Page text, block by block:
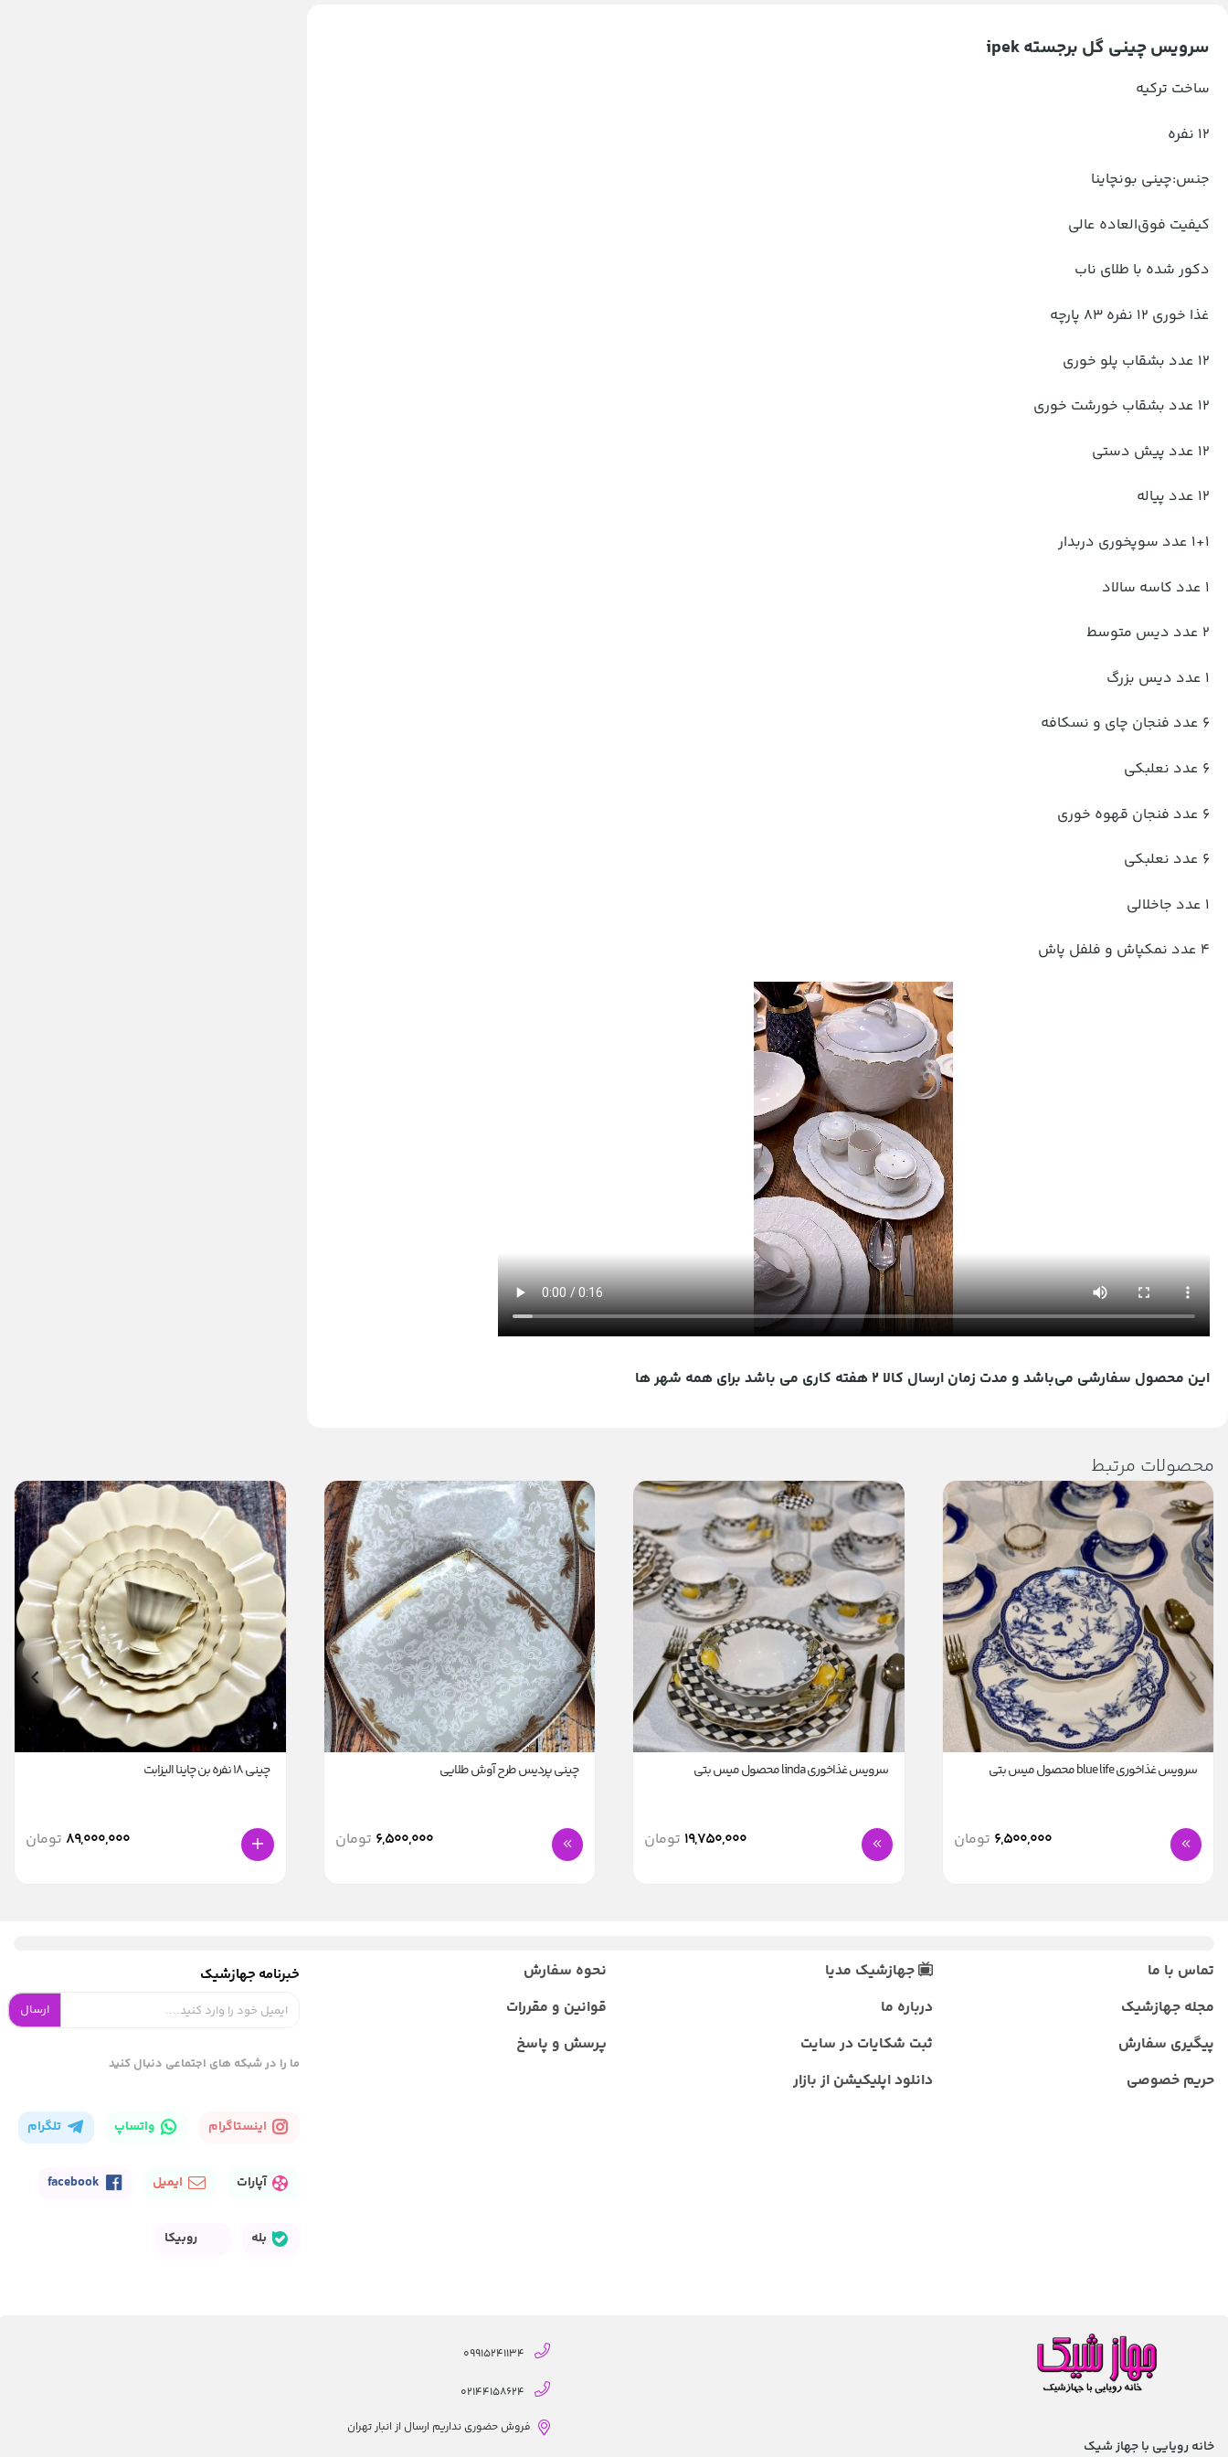
سرویس چینی گل برجسته ipek
ساخت ترکیه
12 نفره
جنس:چینی بونچاینا
کیفیت فوق‌العاده عالی
دکور شده با طلای ناب
غذا خوری 12 نفره 83 پارچه
12 عدد بشقاب پلو خوری
12 عدد بشقاب خورشت خوری
12 عدد پیش دستی
12 عدد پیاله
1+1 عدد سوپخوری دربدار
1 عدد کاسه سالاد
2 عدد دیس متوسط
1 عدد دیس بزرگ
6 عدد فنجان چای و نسکافه
6 عدد نعلبکی
6 عدد فنجان قهوه خوری
6 عدد نعلبکی
1 عدد جاخلالی
4 عدد نمکپاش و فلفل پاش
این محصول سفارشی می‌باشد و مدت زمان ارسال کالا ۲ هفته کاری می باشد برای همه شهر ها
محصولات مرتبط
سرویس غذاخوری blue life محصول میس بتی
6,500,000 تومان
سرویس غذاخوری linda محصول میس بتی
19,750,000 تومان
چینی پردیس طرح آوش طلایی
6,500,000 تومان
چینی ۱۸ نفره بن چاینا الیزابت
89,000,000 تومان
تماس با ما جهازشیک مدیا
نحوه سفارش
مجله جهازشیک
درباره ما
قوانین و مقررات
پیگیری سفارش
ثبت شکایات در سایت
پرسش و پاسخ
حریم خصوصی
دانلود اپلیکیشن از بازار
خبرنامه جهازشیک
ارسال
ما را در شبکه های اجتماعی دنبال کنید
اینستاگرام واتساپ تلگرام
آپارات ایمیل
بله روبیکا
خانه رویایی با جهاز شیک
09915241134
02144158624
فروش حضوری نداریم ارسال از انبار تهران